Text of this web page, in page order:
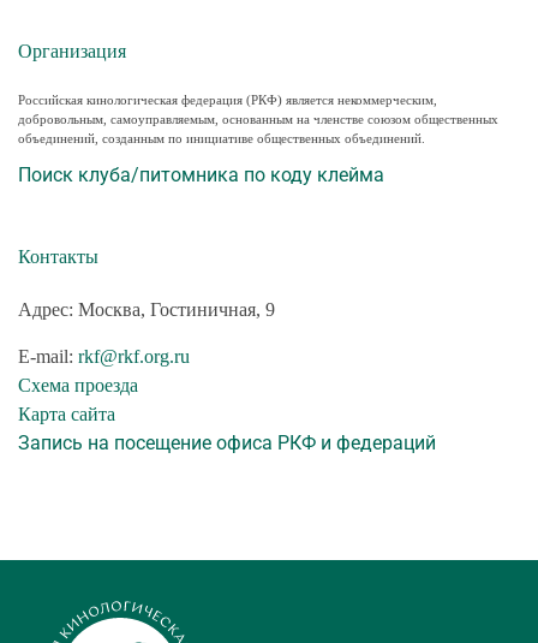
Организация
Российская кинологическая федерация (РКФ) является некоммерческим,
добровольным, самоуправляемым, основанным на членстве союзом общественных
объединений, созданным по инициативе общественных объединений.
Поиск клуба/питомника по коду клейма
Контакты
Адрес: Москва, Гостиничная, 9
E-mail: rkf@rkf.org.ru
Схема проезда
Карта сайта
Запись на посещение офиса РКФ и федераций